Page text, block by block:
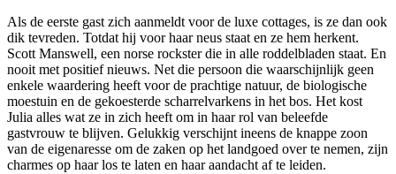
Als de eerste gast zich aanmeldt voor de luxe cottages, is ze dan ook
dik tevreden. Totdat hij voor haar neus staat en ze hem herkent.
Scott Manswell, een norse rockster die in alle roddelbladen staat. En
nooit met positief nieuws. Net die persoon die waarschijnlijk geen
enkele waardering heeft voor de prachtige natuur, de biologische
moestuin en de gekoesterde scharrelvarkens in het bos. Het kost
Julia alles wat ze in zich heeft om in haar rol van beleefde
gastvrouw te blijven. Gelukkig verschijnt ineens de knappe zoon
van de eigenaresse om de zaken op het landgoed over te nemen, zijn
charmes op haar los te laten en haar aandacht af te leiden.